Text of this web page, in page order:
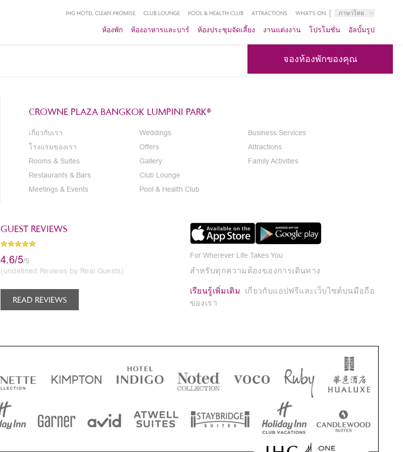
IHG HOTEL CLEAN PROMISE CLUB LOUNGE POOL & HEALTH CLUB ATTRACTIONS WHAT'S ON ภาษาไทย
ห้องพัก ห้องอาหารและบาร์ ห้องประชุมจัดเลี้ยง งานแต่งงาน โปรโมชั่น อัลบั้มรูป
จองห้องพักของคุณ
CROWNE PLAZA BANGKOK LUMPINI PARK®
เกี่ยวกับเรา
โรงแรมของเรา
Rooms & Suites
Restaurants & Bars
Meetings & Events
Weddings
Offers
Gallery
Club Lounge
Pool & Health Club
Business Services
Attractions
Family Activities
GUEST REVIEWS
4.6/5/5
(undefined Reviews by Real Guests)
READ REVIEWS
For Wherever Life Takes You
สำหรับทุกความต้องของการเดินทาง
เรียนรู้เพิ่มเติม
เกี่ยวกับแอปฟรีและเว็บไซต์บนมือถือ
ของเรา